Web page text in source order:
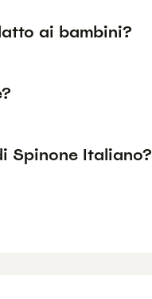
ai bambini?
Spinone Italiano?